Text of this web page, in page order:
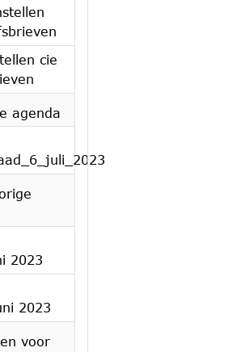
cie
agenda
2023
2023
voor